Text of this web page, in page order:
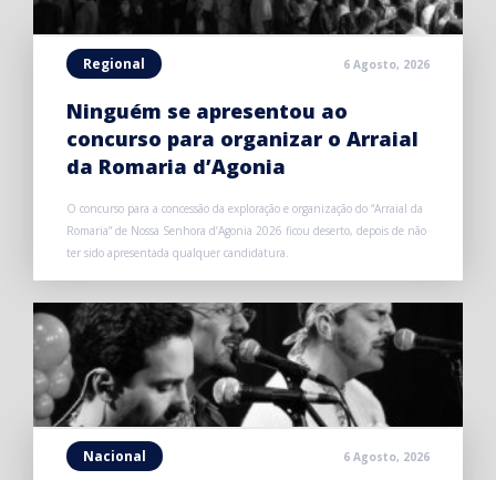
Regional 6 Agosto, 2026
Ninguém se apresentou ao
concurso para organizar o Arraial
da Romaria d’Agonia
O concurso para a concessão da exploração e organização do “Arraial da
Romaria” de Nossa Senhora d’Agonia 2026 ficou deserto, depois de não
ter sido apresentada qualquer candidatura.
Nacional 6 Agosto, 2026